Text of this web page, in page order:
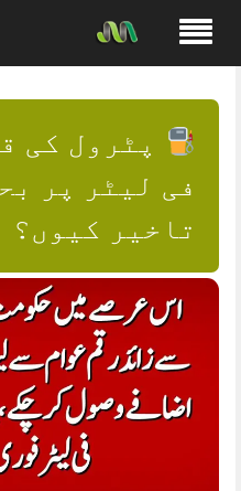
content
فی لیٹر پر
تاخیر کیوں؟